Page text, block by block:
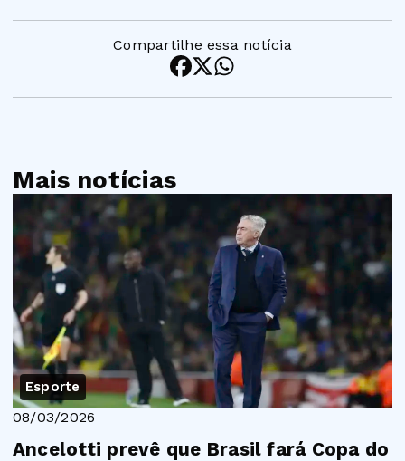
Compartilhe essa notícia
Mais notícias
Esporte
08/03/2026
Ancelotti prevê que Brasil fará Copa do